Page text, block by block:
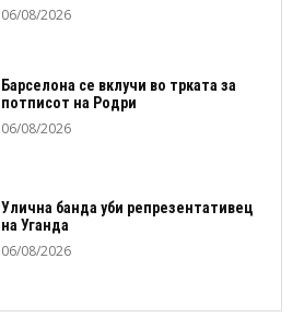
06/08/2026
Барселона се вклучи во трката за
потписот на Родри
06/08/2026
Улична банда уби репрезентативец
на Уганда
06/08/2026